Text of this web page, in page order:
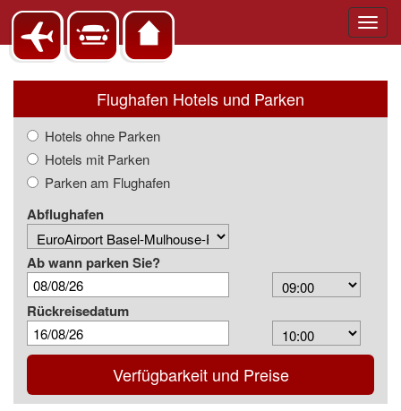
Flughafen Hotels und Parken
Hotels ohne Parken
Hotels mit Parken
Parken am Flughafen
Abflughafen
Ab wann parken Sie?
Arrival
Time
Rückreisedatum
Depart
Time
Verfügbarkeit und Preise